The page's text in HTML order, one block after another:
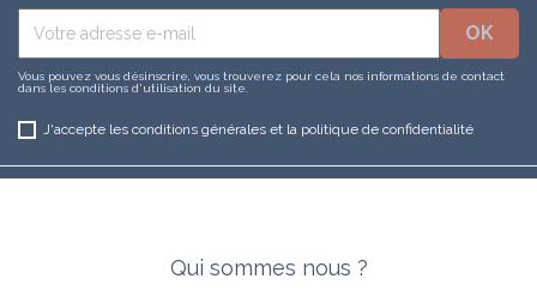
Vous pouvez vous désinscrire, vous trouverez pour cela nos informations de contact
dans les conditions d'utilisation du site.
J'accepte les conditions générales et la politique de confidentialité
Qui sommes nous ?